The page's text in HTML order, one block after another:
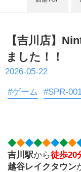
【吉川店】
ました！！
2026-05-22
#ゲーム #SPR-
◆◆◆◆◆◆◆◆
吉川駅から徒歩20
越谷レイクタウン